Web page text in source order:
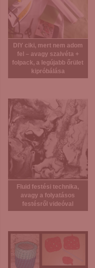
DIY ciki, mert nem adom
fel – avagy szalvéta +
folpack, a legújabb őrület
kipróbálása
Fluid festési technika,
avagy a folyatásos
festésről videóval